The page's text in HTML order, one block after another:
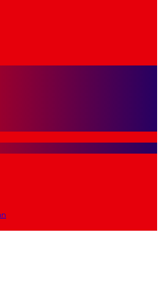
Desak Kapolda Sumut